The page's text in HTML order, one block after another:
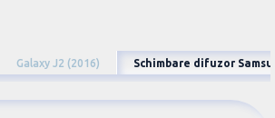
Galaxy J2 (2016) Schimbare difuzor